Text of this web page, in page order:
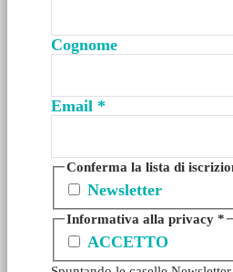
Cognome
Email *
Conferma la lista di
Newsletter
Informativa alla privacy*
ACCETTO